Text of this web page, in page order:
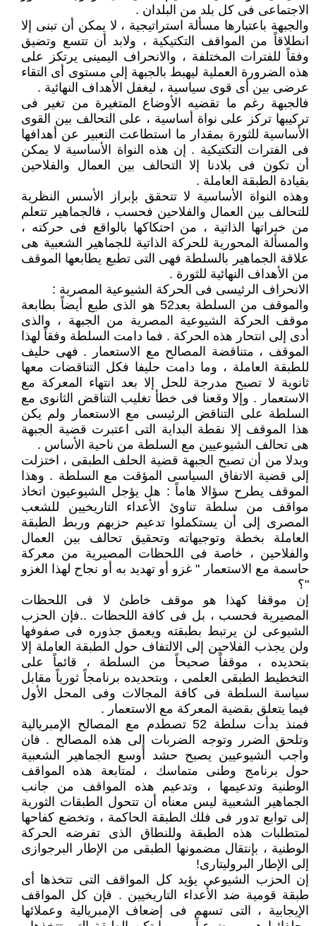
الاجتماعى فى كل بلد من البلدان .
والجبهة باعتبارها مسألة استراتيجية ، لا يمكن أن تبنى إلا
انطلاقاً من المواقف التكتيكية ، ولابد أن تتسع وتضيق
وفقاً للفترات المختلفة ، والانحراف اليمينى يرتكز على
هذه الضرورة العملية ليهبط بالجبهة إلى مستوى أى التقاء
عرضى بين أى قوى سياسية ، ليغفل الأهداف النهائية .
فالجبهة رغم ما تقضيه الأوضاع المتغيرة من تغير فى
تركيبها تركز على نواة أساسية ، على التحالف بين القوى
الأساسية للثورة بمقدار ما استطاعت التعبير عن أهدافها
فى الفترات التكتيكية . إن هذه النواة الأساسية لا يمكن
أن تكون فى بلادنا إلا التحالف بين العمال والفلاحين
بقيادة الطبقة العاملة .
وهذه النواة الأساسية لا تتحقق بإبراز الأسس النظرية
للتحالف بين العمال والفلاحين فحسب ، فالجماهير تتعلم
من خبراتها الذاتية ، من احتكاكها بالواقع فى حركته ،
والمسألة المحورية للحركة الذاتية للجماهير الشعبية هى
علاقة الجماهير بالسلطة فهى التى تطبع يطابعها الموقف
من الأهداف النهائية للثورة .
الانحراف الرئيسى فى الحركة الشيوعية المصرية :
والموقف من السلطة بعد52 هو الذى طبع أيضاً بطابعة
موقف الحركة الشيوعية المصرية من الجبهة ، والذى
أدى إلى انتحار هذه الحركة . فما دامت السلطة وفقاً لهذا
الموقف ، متناقضة المصالح مع الاستعمار . فهى حليف
للطبقة العاملة ، وما دامت حليفا فكل التناقضات معها
ثانوية لا تصبح مدرجة للحل إلا بعد انتهاء المعركة مع
الاستعمار . وإلا وقعنا فى خطأ تغليب التناقض الثانوى مع
السلطة على التناقض الرئيسى مع الاستعمار ولم يكن
هذا الموقف إلا نقطة البداية التى اعتبرت قضية الجبهة
هى تحالف الشيوعيين مع السلطة من ناحية الأساس .
وبدلا من أن تصبح الجبهة قضية الحلف الطبقى ، اختزلت
إلى قضية الاتفاق السياسى المؤقت مع السلطة . وهذا
الموقف يطرح سؤالا هاماً : هل يؤجل الشيوعيون اتخاذ
مواقف من سلطة تناوئ الأعداء التاريخيين للشعب
المصرى إلى أن يستكملوا تدعيم حزبهم وربط الطبقة
العاملة بخطة وتوجيهاته وتحقيق تحالف بين العمال
والفلاحين ، خاصة فى اللحظات المصيرية من معركة
حاسمة مع الاستعمار " غزو أو تهديد به أو نجاح لهذا الغزو
"؟
إن موقفا كهذا هو موقف خاطئ لا فى اللحظات
المصيرية فحسب ، بل فى كافة اللحظات ..فإن الحزب
الشيوعى لن يرتبط بطبقته ويعمق جذوره فى صفوفها
ولن يجذب الفلاحين إلى الالتفاف حول الطبقة العاملة إلا
بتحديده ، موقفاً صحيحاً من السلطة ، قائماً على
التخطيط الطبقى العلمى ، وبتحديده برنامجاً ثورياً مقابل
سياسة السلطة فى كافة المجالات وفى المحل الأول
فيما يتعلق بقضية المعركة مع الاستعمار .
فمنذ بدأت سلطة 52 تصطدم مع المصالح الإمبريالية
وتلحق الضرر وتوجه الضربات إلى هذه المصالح . فان
واجب الشيوعيين يصبح حشد أوسع الجماهير الشعبية
حول برنامج وطنى متماسك ، لمتابعة هذه المواقف
الوطنية وتدعيمها ، وتدعيم هذه المواقف من جانب
الجماهير الشعبية ليس معناه أن تتحول الطبقات الثورية
إلى توابع تدور فى فلك الطبقة الحاكمة ، وتخضع كفاحها
لمتطلبات هذه الطبقة وللنطاق الذى تفرضه الحركة
الوطنية ، بإنتقال مضمونها الطبقى من الإطار البرجوازى
إلى الإطار البروليتارى!
إن الحزب الشيوعي يؤيد كل المواقف التى تتخذها أى
طبقة قومية ضد الأعداء التاريخيين . فإن كل المواقف
الإيجابية ، التى تسهم فى إضعاف الإمبريالية وعملائها